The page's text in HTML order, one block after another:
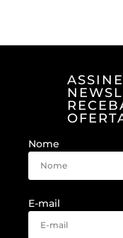
Nome
E-mail